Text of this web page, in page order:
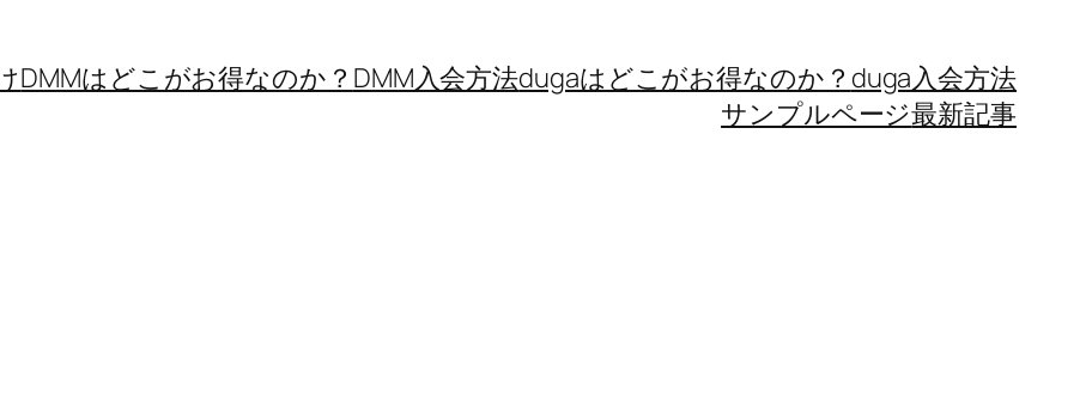
DMMはどこがお得なのか？ DMM入会方法dugaはどこがお得なのか？ duga入会方法
サンプルページ最新記事